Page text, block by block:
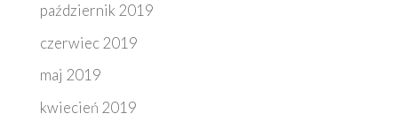
październik 2019
czerwiec 2019
maj 2019
kwiecień 2019